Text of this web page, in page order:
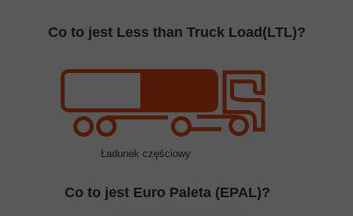
Ładunek częściowy
Co to jest Less than Truck Load(LTL)?
Co to jest Euro Paleta (EPAL)?